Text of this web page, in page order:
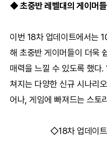
◆ 초중반 레벨대의 게이머
이번 18차 업데이트에서는
해 초중반 게이머들이 더욱
매력을 느낄 수 있도록 했다
쳐지는 다양한 신규 시나리
어나, 게임에 빠져드는 스토
◇18차 업데이